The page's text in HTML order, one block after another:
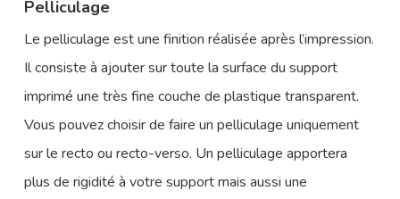
Pelliculage
Le pelliculage est une finition réalisée après l’impression.
Il consiste à ajouter sur toute la surface du support
imprimé une très fine couche de plastique transparent.
Vous pouvez choisir de faire un pelliculage uniquement
sur le recto ou recto-verso. Un pelliculage apportera
plus de rigidité à votre support mais aussi une